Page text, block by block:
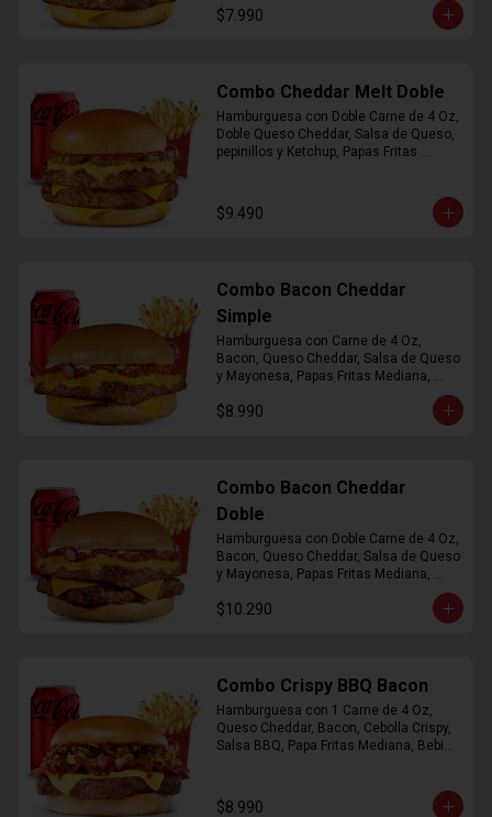
$7.990
Combo Cheddar Melt Doble
Hamburguesa con Doble Carne de 4 Oz,
Doble Queso Cheddar, Salsa de Queso,
pepinillos y Ketchup, Papas Fritas
$9.490
Combo Bacon Cheddar
Simple
Hamburguesa con Carne de 4 Oz,
Bacon, Queso Cheddar, Salsa de Queso
y Mayonesa, Papas Fritas Mediana,
$8.990
Combo Bacon Cheddar
Doble
Hamburguesa con Doble Carne de 4 Oz,
Bacon, Queso Cheddar, Salsa de Queso
y Mayonesa, Papas Fritas Mediana,
$10.290
Combo Crispy BBQ Bacon
Hamburguesa con 1 Carne de 4 Oz,
Queso Cheddar, Bacon, Cebolla Crispy,
Salsa BBQ, Papa Fritas Mediana, Bebida
$8.990